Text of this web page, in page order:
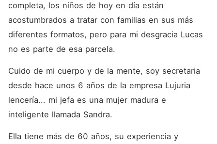
completa, los niños de hoy en día están
acostumbrados a tratar con familias en sus más
diferentes formatos, pero para mi desgracia Lucas
no es parte de esa parcela.
Cuido de mi cuerpo y de la mente, soy secretaria
desde hace unos 6 años de la empresa Lujuria
lencería... mi jefa es una mujer madura e
inteligente llamada Sandra.
Ella tiene más de 60 años, su experiencia y